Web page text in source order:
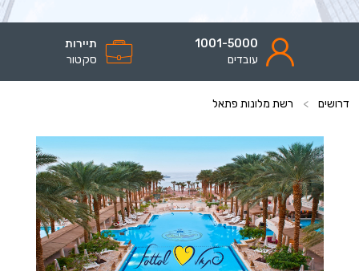
1001-5000
עובדים
תיירות
סקטור
דרושים > רשת מלונות פתאל